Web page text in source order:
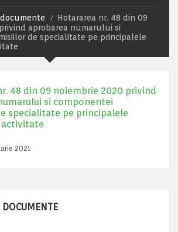
Hotararea nr. 48 din 09
aprobarea numarului si
de specialitate pe principalele
48 din 09 noiembrie 2020 privind
si componentei
specialitate pe principalele
activitate
2021
DOCUMENTE